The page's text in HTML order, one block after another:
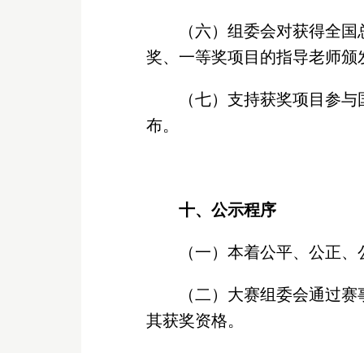
（六）组委会对获得全
奖、一等奖项目的指导老师颁
（七）支持获奖项目参
布。
十、公示程序
（一）本着公平、公正
（二）大赛组委会通过
其获奖资格。